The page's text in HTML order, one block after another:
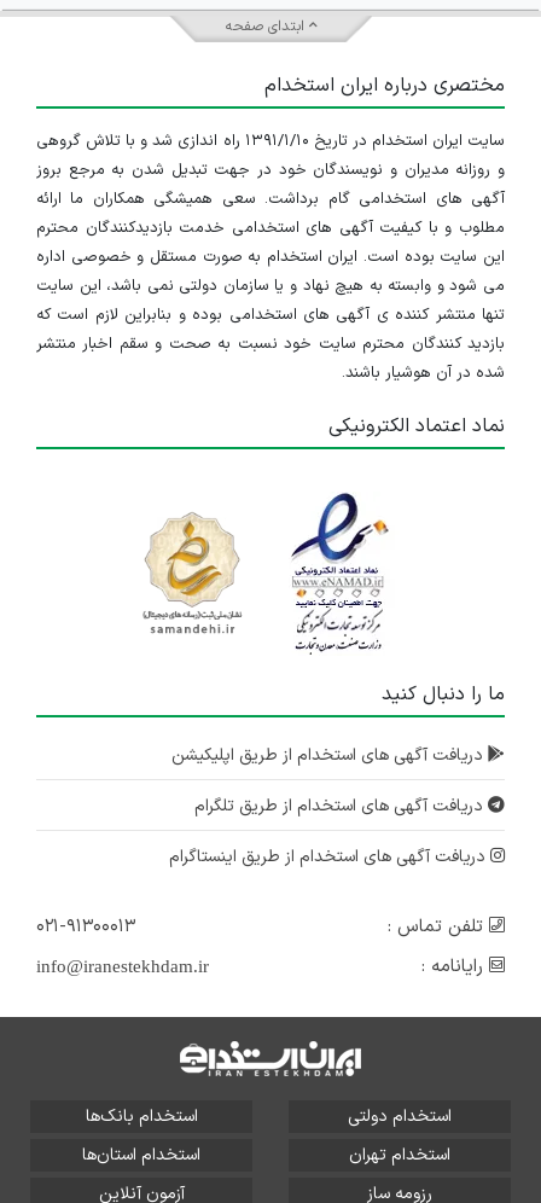
ابتدای صفحه
مختصری درباره ایران استخدام
سایت ایران استخدام در تاریخ ۱۳۹۱/۱/۱۰ راه اندازی شد و با تلاش گروهی
و روزانه مدیران و نویسندگان خود در جهت تبدیل شدن به مرجع بروز
آگهی های استخدامی گام برداشت. سعی همیشگی همکاران ما ارائه
مطلوب و با کیفیت آگهی های استخدامی خدمت بازدیدکنندگان محترم
این سایت بوده است. ایران استخدام به صورت مستقل و خصوصی اداره
می شود و وابسته به هیچ نهاد و یا سازمان دولتی نمی باشد، این سایت
تنها منتشر کننده ی آگهی های استخدامی بوده و بنابراین لازم است که
بازدید کنندگان محترم سایت خود نسبت به صحت و سقم اخبار منتشر
شده در آن هوشیار باشند.
نماد اعتماد الکترونیکی
ما را دنبال کنید
دریافت آگهی های استخدام از طریق اپلیکیشن
دریافت آگهی های استخدام از طریق تلگرام
دریافت آگهی های استخدام از طریق اینستاگرام
تلفن تماس :
۰۲۱-۹۱۳۰۰۰۱۳
رایانامه :
info@iranestekhdam.ir
استخدام دولتی
استخدام بانک‌ها
استخدام تهران
استخدام استان‌ها
رزومه ساز
آزمون آنلاین